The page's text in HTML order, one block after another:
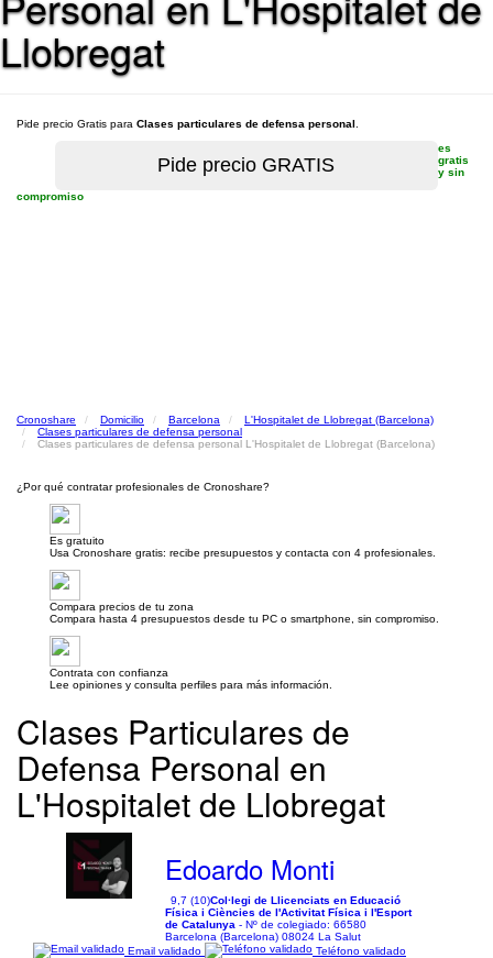
Llobregat
Pide precio Gratis para Clases particulares de defensa personal
es
gratis
y sin
compromiso
Cronoshare Domicilio Barcelona
L'Hospitalet de Llobregat (Barcelona)
Clases particulares de defensa personal
Clases particulares de defensa personal L'Hospitalet de Llobregat (Barcelona)
¿Por qué contratar profesionales de Cronoshare?
Es gratuito
Usa Cronoshare gratis: recibe presupuestos y contacta con 4 profesionales.
Compara precios de tu zona
Compara hasta 4 presupuestos desde tu PC o smartphone, sin compromiso.
Contrata con confianza
Lee opiniones y consulta perfiles para más información.
Clases Particulares de
Defensa Personal en
L'Hospitalet de Llobregat
Edoardo Monti
9,7 (10)Col·legi de Llicenciats en Educació
Física i Ciències de l'Activitat Física i l'Esport
de Catalunya - Nº de colegiado: 66580
Barcelona (Barcelona) 08024 La Salut
Email validado
Teléfono validado